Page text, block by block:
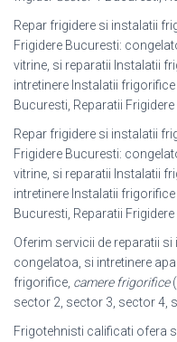
Repar frigidere si instalatii
Frigidere Bucuresti:
vitrine, si reparatii Instalatii
intretinere Instalatii frigorifice
Bucuresti, Reparatii
Repar frigidere si instalatii
Frigidere Bucuresti:
vitrine, si reparatii Instalatii
intretinere Instalatii frigorifice
Bucuresti, Reparatii
Oferim servicii de reparatii
congelatoa, si intretinere
frigorifice, camere frigorifice
sector 2, sector 3, sector 4,
Frigotehnisti calificati ofera